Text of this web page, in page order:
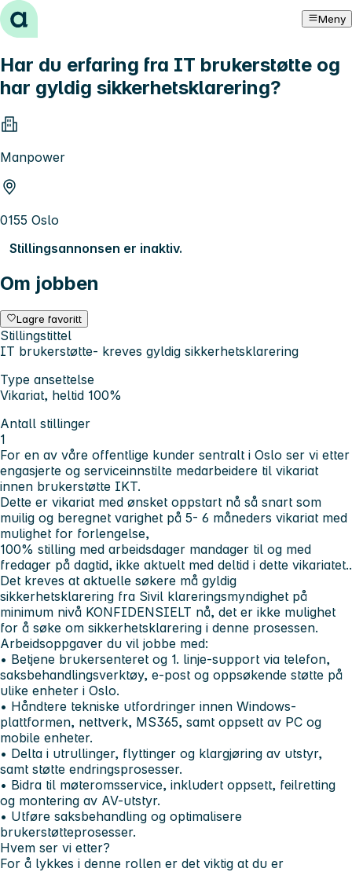
Hopp til innhold Meny
Har du erfaring fra IT brukerstøtte og
har gyldig sikkerhetsklarering?
Manpower
0155 Oslo
Stillingsannonsen er inaktiv.
Om jobben
Lagre favoritt
Stillingstittel
IT brukerstøtte- kreves gyldig sikkerhetsklarering
Type ansettelse
Vikariat, heltid 100%
Antall stillinger
1
For en av våre offentlige kunder sentralt i Oslo ser vi etter
engasjerte og serviceinnstilte medarbeidere til vikariat
innen brukerstøtte IKT.
Dette er vikariat med ønsket oppstart nå så snart som
muilig og beregnet varighet på 5- 6 måneders vikariat med
mulighet for forlengelse,
100% stilling med arbeidsdager mandager til og med
fredager på dagtid, ikke aktuelt med deltid i dette vikariatet..
Det kreves at aktuelle søkere må gyldig
sikkerhetsklarering fra Sivil klareringsmyndighet på
minimum nivå KONFIDENSIELT nå, det er ikke mulighet
for å søke om sikkerhetsklarering i denne prosessen.
Arbeidsoppgaver du vil jobbe med:
• Betjene brukersenteret og 1. linje-support via telefon,
saksbehandlingsverktøy, e-post og oppsøkende støtte på
ulike enheter i Oslo.
• Håndtere tekniske utfordringer innen Windows-
plattformen, nettverk, MS365, samt oppsett av PC og
mobile enheter.
• Delta i utrullinger, flyttinger og klargjøring av utstyr,
samt støtte endringsprosesser.
• Bidra til møteromsservice, inkludert oppsett, feilretting
og montering av AV-utstyr.
• Utføre saksbehandling og optimalisere
brukerstøtteprosesser.
Hvem ser vi etter?
For å lykkes i denne rollen er det viktig at du er